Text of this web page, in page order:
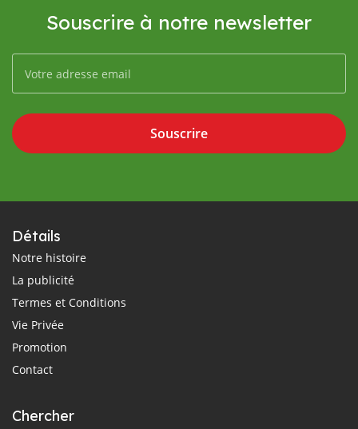
Souscrire à notre newsletter
Souscrire
Détails
Notre histoire
La publicité
Termes et Conditions
Vie Privée
Promotion
Contact
Chercher